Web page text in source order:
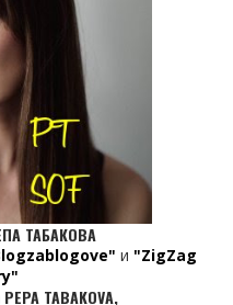
ТАБАКОВА
и "ZigZag
TABAKOVA,